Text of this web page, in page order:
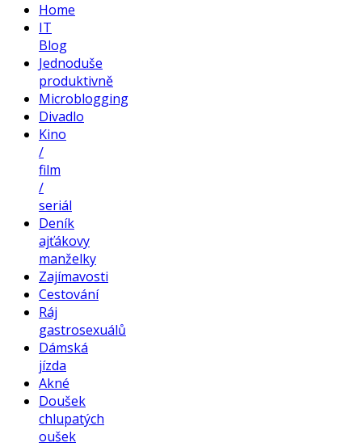
Home
IT
Blog
Jednoduše
produktivně
Microblogging
Divadlo
Kino
/
film
/
seriál
Deník
ajťákovy
manželky
Zajímavosti
Cestování
Ráj
gastrosexuálů
Dámská
jízda
Akné
Doušek
chlupatých
oušek